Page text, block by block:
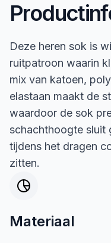
Deze heren sok is
ruitpatroon waarin
mix van katoen,
elastaan maakt de
waardoor de sok
schachthoogte sluit
tijdens het dragen
zitten.
Materiaal